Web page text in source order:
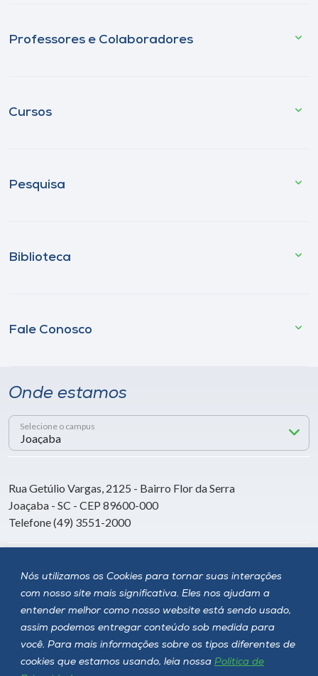
Nós utilizamos os Cookies para tornar suas interações
com nosso site mais significativa. Eles nos ajudam a
entender melhor como nosso website está sendo usado,
assim podemos entregar conteúdo sob medida para
você. Para mais informações sobre os tipos diferentes de
cookies que estamos usando, leia nossa Política de
Professores e Colaboradores
Cursos
Pesquisa
Biblioteca
Fale Conosco
Onde estamos
Selecione o campus
Rua Getúlio Vargas, 2125 - Bairro Flor da Serra
Joaçaba - SC - CEP 89600-000
Telefone (49) 3551-2000
Siga a Unoesc